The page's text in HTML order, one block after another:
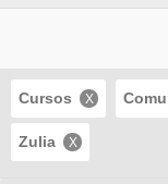
Cursos
Zulia